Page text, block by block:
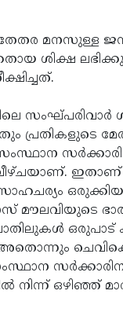
മനസുള്ള
ശിക്ഷ
പ്രതികളുടെ
ഇതാണ്
മൗലവിയുടെ
ഒരുപാട്
നിന്ന് ഒഴിഞ്ഞ്